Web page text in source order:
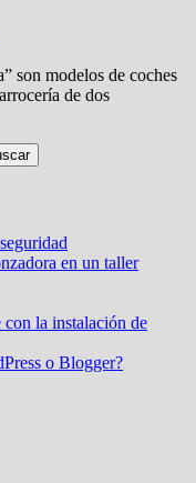
son modelos de coches
de dos
en un taller
con la instalación de
o Blogger?